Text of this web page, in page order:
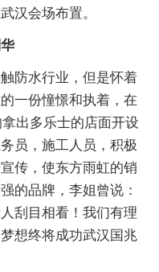
汉会场布置。
防水行业，但是怀着
一份憧憬和执着，在
出多乐士的店面开设
员，施工人员，积极
传，使东方雨虹的销
的品牌，李姐曾说：
刮目相看！我们有理
想终将成功武汉国兆